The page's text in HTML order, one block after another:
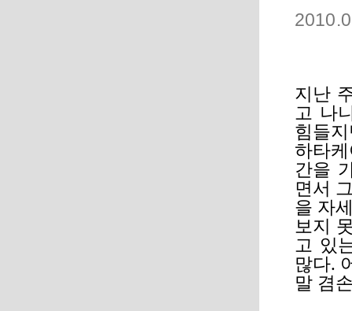
지난
고 나
힘들
하타
간을
면서
을 자
보지
고 있
많다.
말 겸